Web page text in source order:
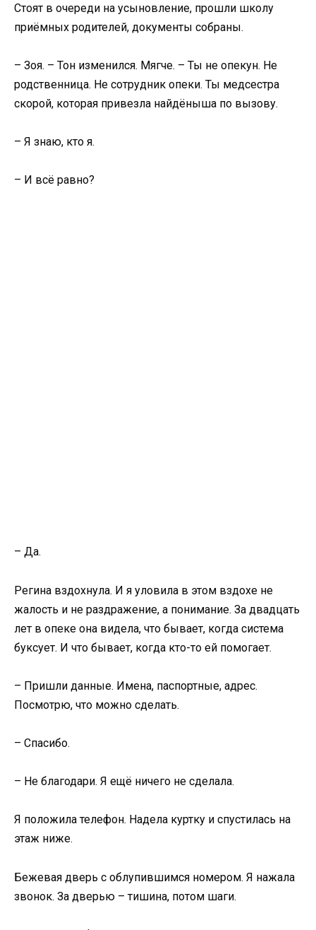
Стоят в очереди на усыновление, прошли школу
приёмных родителей, документы собраны.
– Зоя. – Тон изменился. Мягче. – Ты не опекун. Не
родственница. Не сотрудник опеки. Ты медсестра
скорой, которая привезла найдёныша по вызову.
– Я знаю, кто я.
– И всё равно?
– Да.
Регина вздохнула. И я уловила в этом вздохе не
жалость и не раздражение, а понимание. За двадцать
лет в опеке она видела, что бывает, когда система
буксует. И что бывает, когда кто-то ей помогает.
– Пришли данные. Имена, паспортные, адрес.
Посмотрю, что можно сделать.
– Спасибо.
– Не благодари. Я ещё ничего не сделала.
Я положила телефон. Надела куртку и спустилась на
этаж ниже.
Бежевая дверь с облупившимся номером. Я нажала
звонок. За дверью – тишина, потом шаги.